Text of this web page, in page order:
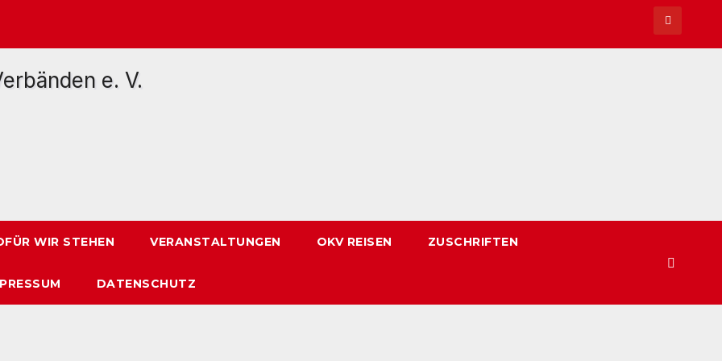
WIR STEHEN VERANSTALTUNGEN OKV REISEN ZUSCHRIFTEN
DATENSCHUTZ